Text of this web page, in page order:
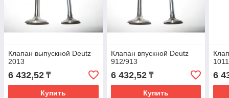
Клапан выпускной Deutz
2013
6 432,52 ₸
Купить
Клапан впускной Deutz
912/913
6 432,52₸
Купить
1011
6